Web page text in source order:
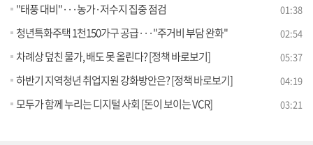
"태풍 대비"···농가·저수지 집중 점검 01:38
청년특화주택 1천150가구 공급···"주거비 부담 완화" 02:54
차례상 덮친 물가, 배도 못 올린다? [정책 바로보기] 05:37
하반기 지역청년 취업지원 강화방안은? [정책 바로보기] 04:19
모두가 함께 누리는 디지털 사회 [돈이 보이는 VCR] 03:21